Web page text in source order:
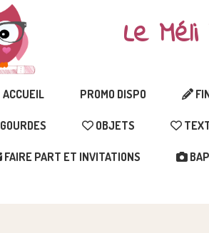
Le
ACCUEIL PROMO DISPO
GOURDES OBJETS
FAIRE PART ET INVITATIONS